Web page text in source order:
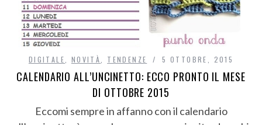
DIGITALE NOVITÀ TENDENZE 5 OTTOBRE, 2015
CALENDARIO ALL’UNCINETTO: ECCO PRONTO IL MESE
DI OTTOBRE 2015
Eccomi sempre in affanno con il calendario